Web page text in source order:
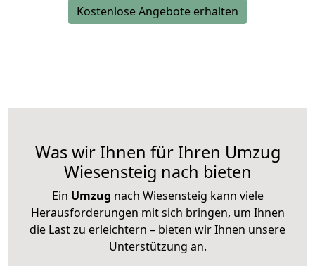
Kostenlose Angebote erhalten
Was wir Ihnen für Ihren Umzug
Wiesensteig nach bieten
Ein Umzug nach Wiesensteig kann viele
Herausforderungen mit sich bringen, um Ihnen
die Last zu erleichtern – bieten wir Ihnen unsere
Unterstützung an.